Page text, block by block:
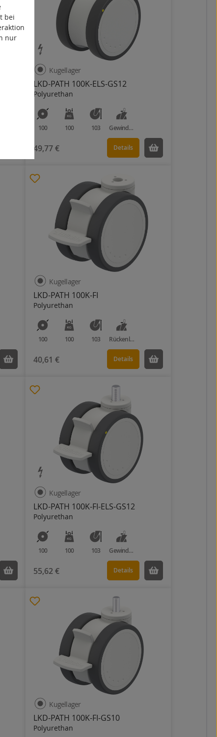
LKD-PATH 100K-ELS-GS12
Polyurethan
Kugellager
100 100 103 Gewindestift
49,77 € Details
LKD-PATH 100K-FI
Polyurethan
Kugellager
100 100 103 Rückenloch
40,61 € Details
LKD-PATH 100K-FI-ELS-GS12
Polyurethan
Kugellager
100 100 103 Gewindestift
55,62 € Details
LKD-PATH 100K-FI-GS10
Polyurethan
Kugellager
bei
nur